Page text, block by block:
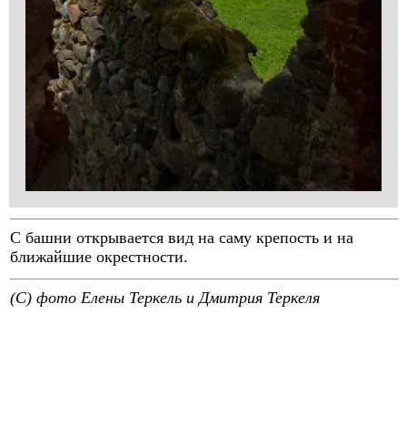
С башни открывается вид на саму крепость и на
ближайшие окрестности.
(C) фото Елены Теркель и Дмитрия Теркеля